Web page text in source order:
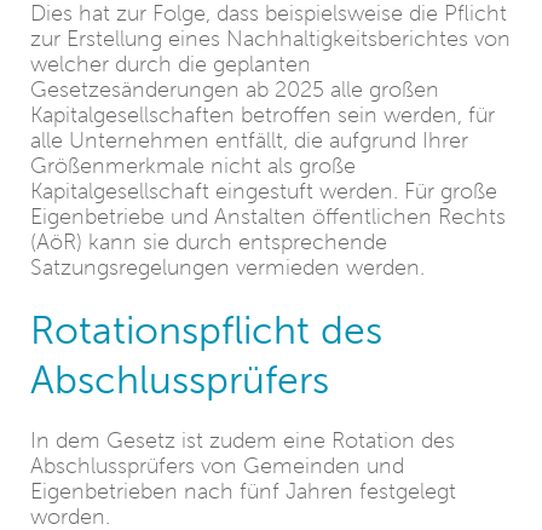
Dies hat zur Folge, dass beispielsweise die Pflicht
zur Erstellung eines Nachhaltigkeitsberichtes von
welcher durch die geplanten
Gesetzesänderungen ab 2025 alle großen
Kapitalgesellschaften betroffen sein werden, für
alle Unternehmen entfällt, die aufgrund Ihrer
Größenmerkmale nicht als große
Kapitalgesellschaft eingestuft werden. Für große
Eigenbetriebe und Anstalten öffentlichen Rechts
(AöR) kann sie durch entsprechende
Satzungsregelungen vermieden werden.
Rotationspflicht des
Abschlussprüfers
In dem Gesetz ist zudem eine Rotation des
Abschlussprüfers von Gemeinden und
Eigenbetrieben nach fünf Jahren festgelegt
worden.